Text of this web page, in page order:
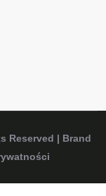
Reserved | Brand